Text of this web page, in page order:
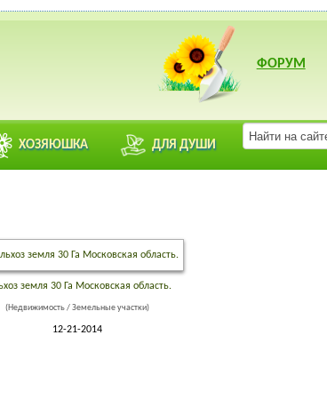
ФОРУМ
ХОЗЯЮШКА ДЛЯ ДУШИ
земля 30 Га Московская область.
(Недвижимость / Земельные участки)
12-21-2014